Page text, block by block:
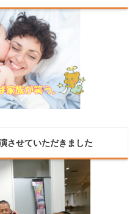
させていただきました